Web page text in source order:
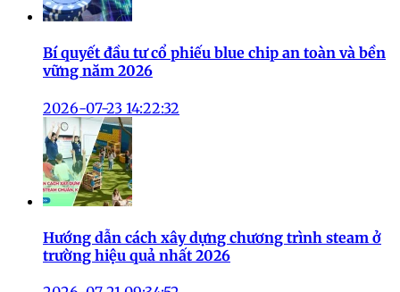
Bí quyết đầu tư cổ phiếu blue chip an toàn và bền
vững năm 2026
2026-07-23 14:22:32
Hướng dẫn cách xây dựng chương trình steam ở
trường hiệu quả nhất 2026